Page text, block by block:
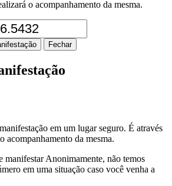
o acompanhamento da mesma.
Fechar
em um lugar seguro. É através
acompanhamento da mesma.
manifestar Anonimamente, não temos
em uma situação caso você venha a